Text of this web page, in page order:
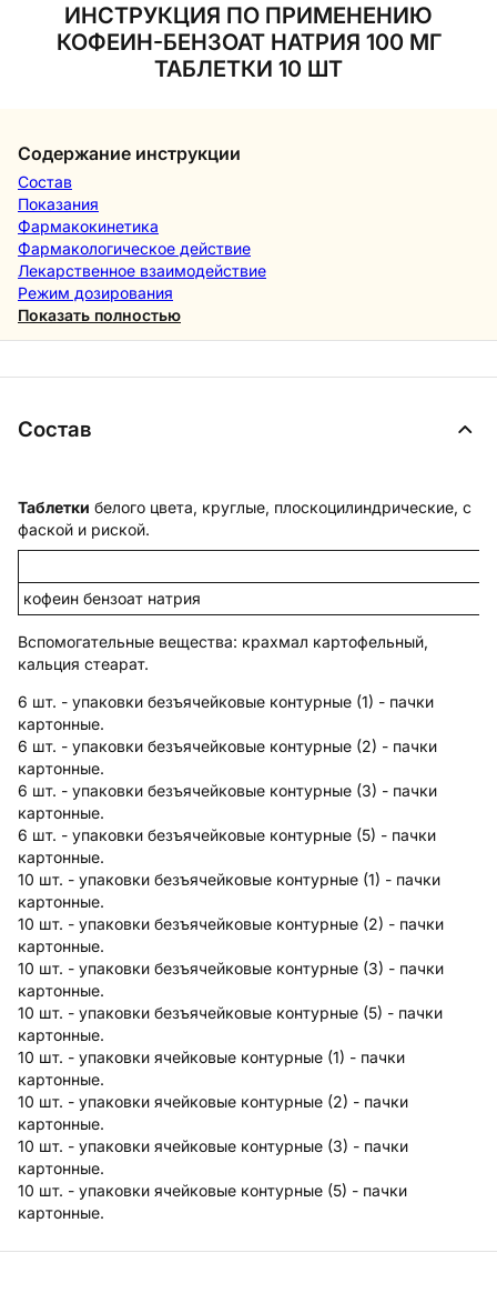
ИНСТРУКЦИЯ ПО ПРИМЕНЕНИЮ
КОФЕИН-БЕНЗОАТ НАТРИЯ 100 МГ
ТАБЛЕТКИ 10 ШТ
Содержание инструкции
Состав
Показания
Фармакокинетика
Фармакологическое действие
Лекарственное взаимодействие
Режим дозирования
Показать полностью
Состав
Таблетки белого цвета, круглые, плоскоцилиндрические, с
фаской и риской.
кофеин бензоат натрия
Вспомогательные вещества: крахмал картофельный,
кальция стеарат.
6 шт. - упаковки безъячейковые контурные (1) - пачки
картонные.
6 шт. - упаковки безъячейковые контурные (2) - пачки
картонные.
6 шт. - упаковки безъячейковые контурные (3) - пачки
картонные.
6 шт. - упаковки безъячейковые контурные (5) - пачки
картонные.
10 шт. - упаковки безъячейковые контурные (1) - пачки
картонные.
10 шт. - упаковки безъячейковые контурные (2) - пачки
картонные.
10 шт. - упаковки безъячейковые контурные (3) - пачки
картонные.
10 шт. - упаковки безъячейковые контурные (5) - пачки
картонные.
10 шт. - упаковки ячейковые контурные (1) - пачки
картонные.
10 шт. - упаковки ячейковые контурные (2) - пачки
картонные.
10 шт. - упаковки ячейковые контурные (3) - пачки
картонные.
10 шт. - упаковки ячейковые контурные (5) - пачки
картонные.